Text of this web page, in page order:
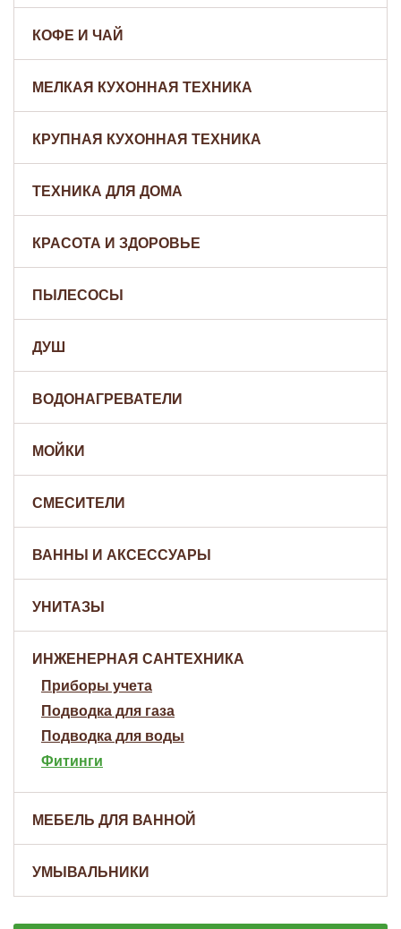
КОФЕ И ЧАЙ
МЕЛКАЯ КУХОННАЯ ТЕХНИКА
КРУПНАЯ КУХОННАЯ ТЕХНИКА
ТЕХНИКА ДЛЯ ДОМА
КРАСОТА И ЗДОРОВЬЕ
ПЫЛЕСОСЫ
ДУШ
ВОДОНАГРЕВАТЕЛИ
МОЙКИ
СМЕСИТЕЛИ
ВАННЫ И АКСЕССУАРЫ
УНИТАЗЫ
ИНЖЕНЕРНАЯ САНТЕХНИКА
Приборы учета
Подводка для газа
Подводка для воды
Фитинги
МЕБЕЛЬ ДЛЯ ВАННОЙ
УМЫВАЛЬНИКИ